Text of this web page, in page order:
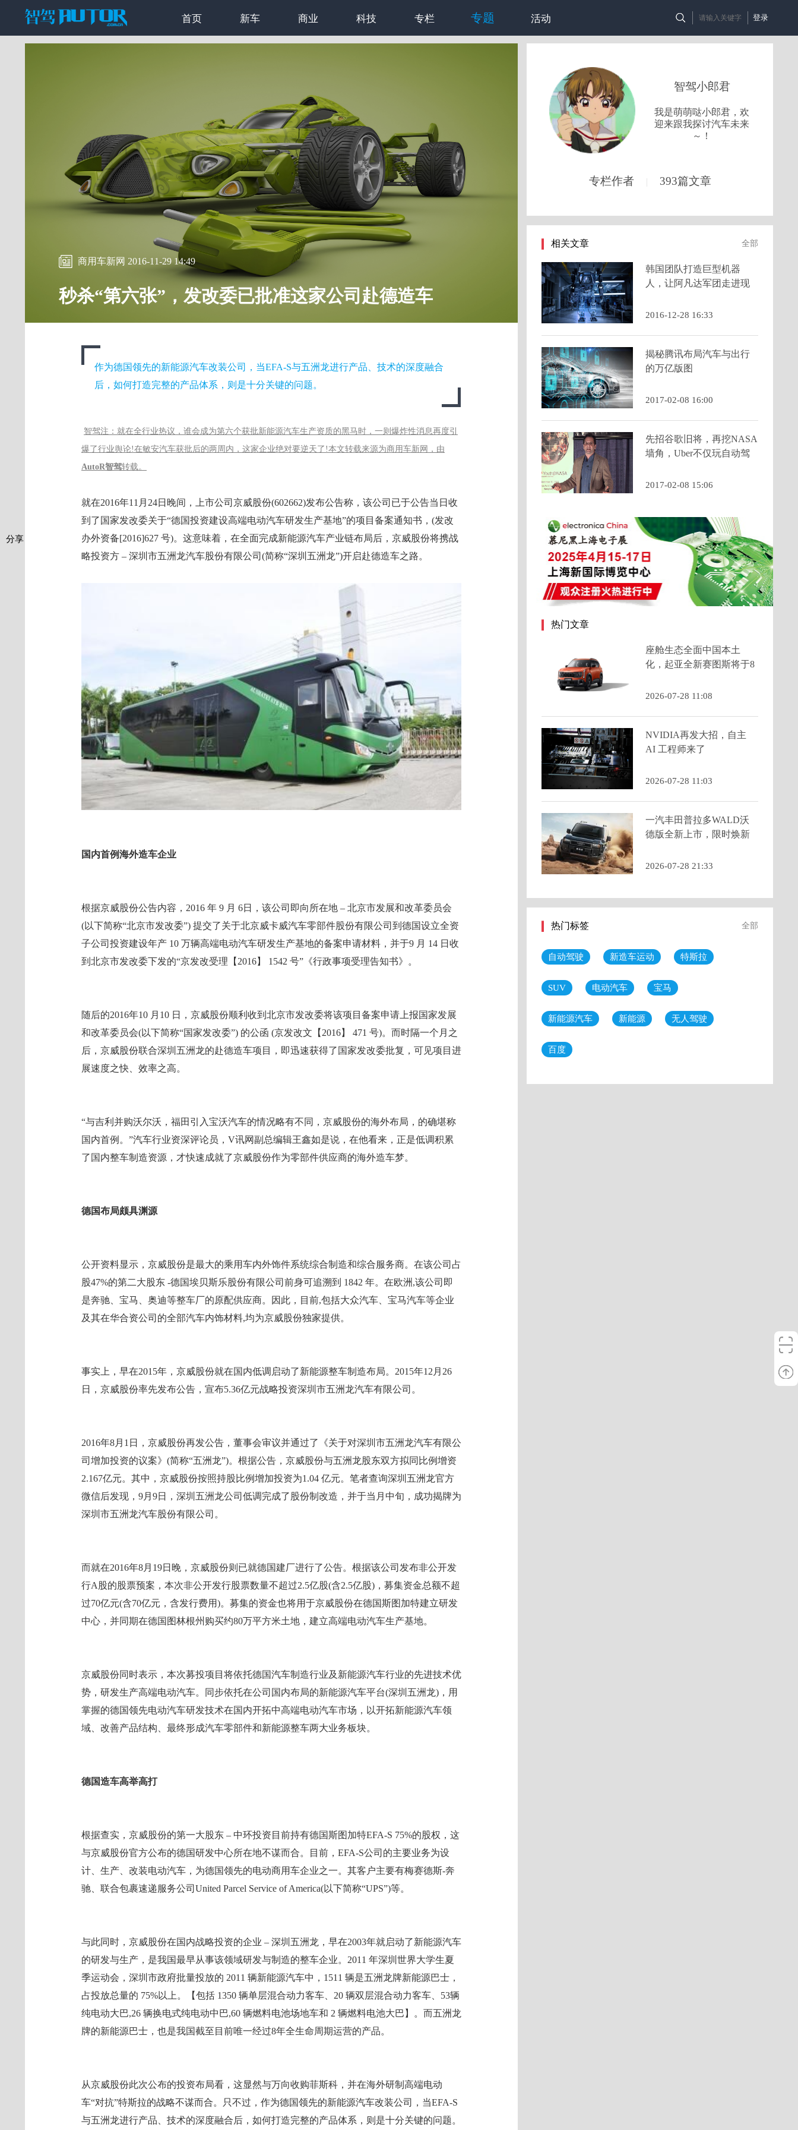
登录
首页 新车 商业 科技 专栏 专题 活动
商用车新网 2016-11-29 14:49
秒杀“第六张”，发改委已批准这家公司赴德造车
分享
作为德国领先的新能源汽车改装公司，当EFA-S与五洲龙进行产品、技术的深度融合
后，如何打造完整的产品体系，则是十分关键的问题。
智驾注：就在全行业热议，谁会成为第六个获批新能源汽车生产资质的黑马时，一则爆炸性消息再度引
爆了行业舆论!在敏安汽车获批后的两周内，这家企业绝对要逆天了!本文转载来源为商用车新网，由
AutoR智驾转载。
就在2016年11月24日晚间，上市公司京威股份(602662)发布公告称，该公司已于公告当日收
到了国家发改委关于“德国投资建设高端电动汽车研发生产基地”的项目备案通知书，(发改
办外资备[2016]627 号)。这意味着，在全面完成新能源汽车产业链布局后，京威股份将携战
略投资方 – 深圳市五洲龙汽车股份有限公司(简称“深圳五洲龙”)开启赴德造车之路。
国内首例海外造车企业
根据京威股份公告内容，2016 年 9 月 6日，该公司即向所在地 – 北京市发展和改革委员会
(以下简称“北京市发改委”) 提交了关于北京威卡威汽车零部件股份有限公司到德国设立全资
子公司投资建设年产 10 万辆高端电动汽车研发生产基地的备案申请材料，并于9 月 14 日收
到北京市发改委下发的“京发改受理【2016】 1542 号”《行政事项受理告知书》。
随后的2016年10 月10 日，京威股份顺利收到北京市发改委将该项目备案申请上报国家发展
和改革委员会(以下简称“国家发改委”) 的公函 (京发改文【2016】 471 号)。而时隔一个月之
后，京威股份联合深圳五洲龙的赴德造车项目，即迅速获得了国家发改委批复，可见项目进
展速度之快、效率之高。
“与吉利并购沃尔沃，福田引入宝沃汽车的情况略有不同，京威股份的海外布局，的确堪称
国内首例。”汽车行业资深评论员，V讯网副总编辑王鑫如是说，在他看来，正是低调积累
了国内整车制造资源，才快速成就了京威股份作为零部件供应商的海外造车梦。
德国布局颇具渊源
公开资料显示，京威股份是最大的乘用车内外饰件系统综合制造和综合服务商。在该公司占
股47%的第二大股东 -德国埃贝斯乐股份有限公司前身可追溯到 1842 年。在欧洲,该公司即
是奔驰、宝马、奥迪等整车厂的原配供应商。因此，目前,包括大众汽车、宝马汽车等企业
及其在华合资公司的全部汽车内饰材料,均为京威股份独家提供。
事实上，早在2015年，京威股份就在国内低调启动了新能源整车制造布局。2015年12月26
日，京威股份率先发布公告，宣布5.36亿元战略投资深圳市五洲龙汽车有限公司。
2016年8月1日，京威股份再发公告，董事会审议并通过了《关于对深圳市五洲龙汽车有限公
司增加投资的议案》(简称“五洲龙”)。根据公告，京威股份与五洲龙股东双方拟同比例增资
2.167亿元。其中，京威股份按照持股比例增加投资为1.04 亿元。笔者查询深圳五洲龙官方
微信后发现，9月9日，深圳五洲龙公司低调完成了股份制改造，并于当月中旬，成功揭牌为
深圳市五洲龙汽车股份有限公司。
而就在2016年8月19日晚，京威股份则已就德国建厂进行了公告。根据该公司发布非公开发
行A股的股票预案，本次非公开发行股票数量不超过2.5亿股(含2.5亿股)，募集资金总额不超
过70亿元(含70亿元，含发行费用)。募集的资金也将用于京威股份在德国斯图加特建立研发
中心，并同期在德国图林根州购买约80万平方米土地，建立高端电动汽车生产基地。
京威股份同时表示，本次募投项目将依托德国汽车制造行业及新能源汽车行业的先进技术优
势，研发生产高端电动汽车。同步依托在公司国内布局的新能源汽车平台(深圳五洲龙)，用
掌握的德国领先电动汽车研发技术在国内开拓中高端电动汽车市场，以开拓新能源汽车领
域、改善产品结构、最终形成汽车零部件和新能源整车两大业务板块。
德国造车高举高打
根据查实，京威股份的第一大股东 – 中环投资目前持有德国斯图加特EFA-S 75%的股权，这
与京威股份官方公布的德国研发中心所在地不谋而合。目前，EFA-S公司的主要业务为设
计、生产、改装电动汽车，为德国领先的电动商用车企业之一。其客户主要有梅赛德斯-奔
驰、联合包裹速递服务公司United Parcel Service of America(以下简称“UPS”)等。
与此同时，京威股份在国内战略投资的企业 – 深圳五洲龙，早在2003年就启动了新能源汽车
的研发与生产，是我国最早从事该领域研发与制造的整车企业。2011 年深圳世界大学生夏
季运动会，深圳市政府批量投放的 2011 辆新能源汽车中，1511 辆是五洲龙牌新能源巴士，
占投放总量的 75%以上。【包括 1350 辆单层混合动力客车、20 辆双层混合动力客车、53辆
纯电动大巴,26 辆换电式纯电动中巴,60 辆燃料电池场地车和 2 辆燃料电池大巴】。而五洲龙
牌的新能源巴士，也是我国截至目前唯一经过8年全生命周期运营的产品。
从京威股份此次公布的投资布局看，这显然与万向收购菲斯科，并在海外研制高端电动
车“对抗”特斯拉的战略不谋而合。只不过，作为德国领先的新能源汽车改装公司，当EFA-S
与五洲龙进行产品、技术的深度融合后，如何打造完整的产品体系，则是十分关键的问题。
智驾小郎君
我是萌萌哒小郎君，欢
迎来跟我探讨汽车未来
～！
专栏作者 | 393篇文章
相关文章 全部
韩国团队打造巨型机器
人，让阿凡达军团走进现
2016-12-28 16:33
揭秘腾讯布局汽车与出行
的万亿版图
2017-02-08 16:00
先招谷歌旧将，再挖NASA
墙角，Uber不仅玩自动驾
2017-02-08 15:06
热门文章
座舱生态全面中国本土
化，起亚全新赛图斯将于8
2026-07-28 11:08
NVIDIA再发大招，自主
AI 工程师来了
2026-07-28 11:03
一汽丰田普拉多WALD沃
德版全新上市，限时焕新
2026-07-28 21:33
热门标签 全部
自动驾驶 新造车运动 特斯拉
SUV 电动汽车 宝马
新能源汽车 新能源 无人驾驶
百度